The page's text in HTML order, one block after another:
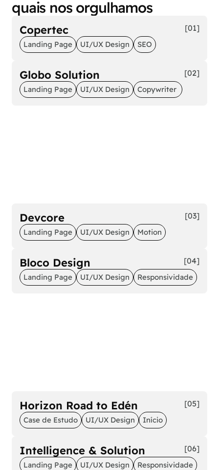
quais nos orgulhamos
Copertec [01]
Landing Page UI/UX Design SEO
Globo Solution [02]
Landing Page UI/UX Design Copywriter
Devcore [03]
Landing Page UI/UX Design Motion
Bloco Design [04]
Landing Page UI/UX Design Responsividade
Horizon Road to Edén [05]
Case de Estudo UI/UX Design Início
Intelligence & Solution [06]
Landing Page UI/UX Design Responsividade